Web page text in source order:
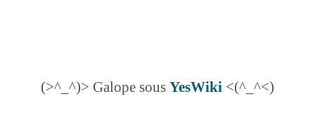
(>^_^)> Galope sous YesWiki <(^_^<)